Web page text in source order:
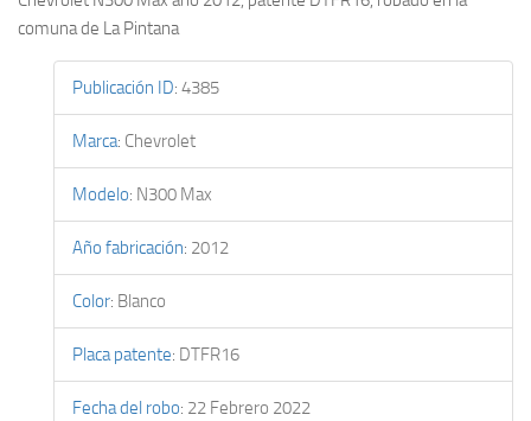
comuna de La Pintana
Publicación ID: 4385
Marca: Chevrolet
Modelo: N300 Max
Año fabricación: 2012
Color: Blanco
Placa patente: DTFR16
Fecha del robo: 22 Febrero 2022